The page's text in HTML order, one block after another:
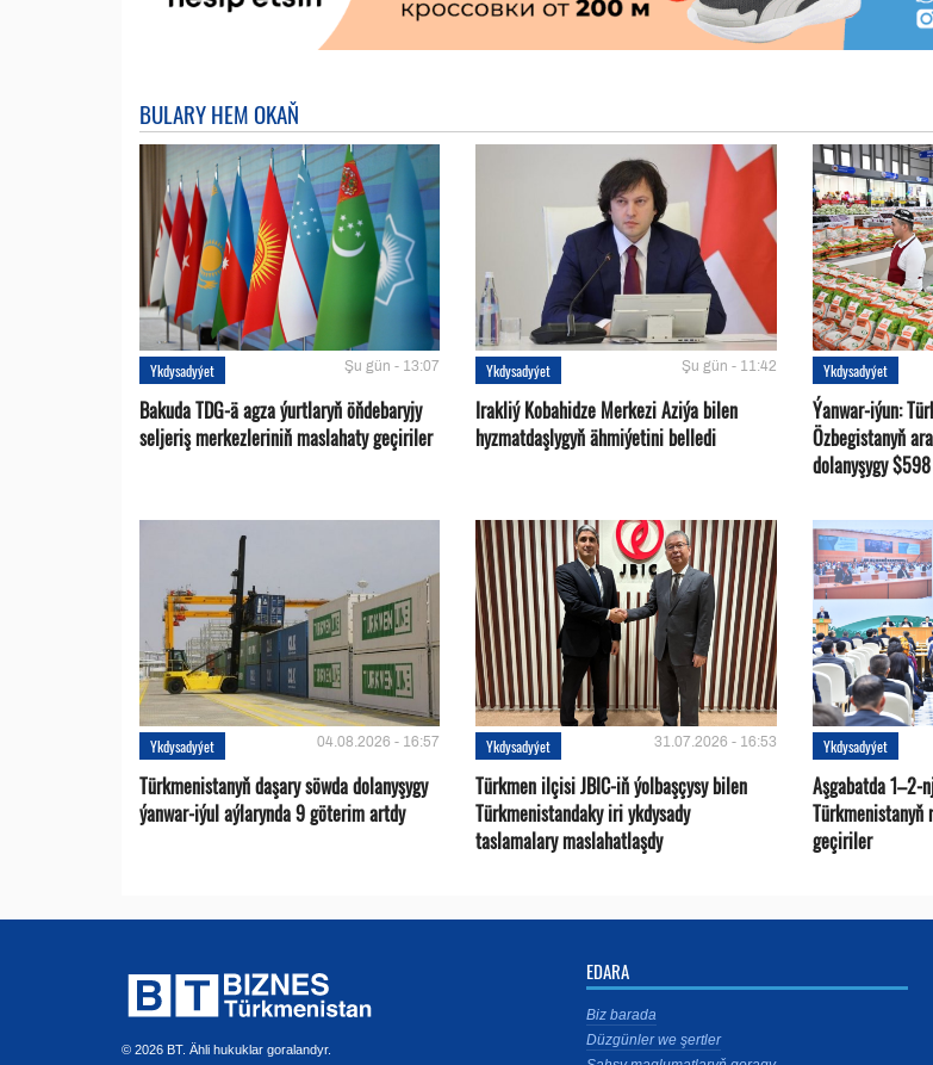
BULARY HEM OKAŇ
Ykdysadyýet Şu gün - 13:07
Bakuda TDG-ä agza ýurtlaryň öňdebaryjy
seljeriş merkezleriniň maslahaty geçiriler
Ykdysadyýet Şu gün - 11:42
Irakliý Kobahidze Merkezi Aziýa bilen
hyzmatdaşlygyň ähmiýetini belledi
Ykdysadyýet
Ýanwar-iýun:
Özbegistanyň
dolanyşygy
Ykdysadyýet 04.08.2026 - 16:57
Türkmenistanyň daşary söwda dolanyşygy
ýanwar-iýul aýlarynda 9 göterim artdy
Ykdysadyýet 31.07.2026 - 16:53
Türkmen ilçisi JBIC-iň ýolbaşçysy bilen
Türkmenistandaky iri ykdysady
taslamalary maslahatlaşdy
Ykdysadyýet
Aşgabatda 1–2-
Türkmenistanyň
geçiriler
© 2026 BT. Ähli hukuklar goralandyr.
EDARA
Biz barada
Düzgünler we şertler